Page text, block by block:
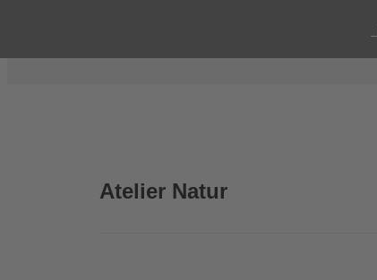
Atelier Natur